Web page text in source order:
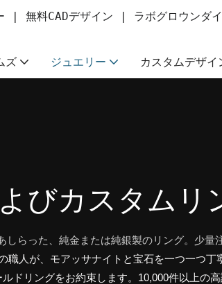
| 無料CADデザイン | ラボグロウンダ
ズ ジュエリー カスタムデザイ
びカスタムリ
らった、純金または純銀製のリング。少量
職人が、モアッサナイトと宝石を一つ一つ丁
ドリングをお約束します。10,000件以上の